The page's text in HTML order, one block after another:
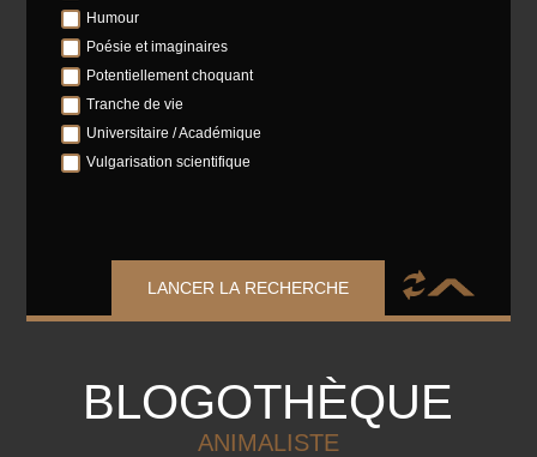
Humour
Poésie et imaginaires
Potentiellement choquant
Tranche de vie
Universitaire / Académique
Vulgarisation scientifique
LANCER LA RECHERCHE
BLOGOTHÈQUE
ANIMALISTE